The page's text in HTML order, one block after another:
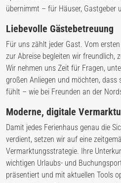
übernimmt – für Häuser, Gastgeber
Liebevolle Gästebetreuung
Für uns zählt jeder Gast. Vom
zur Abreise begleiten wir freundlich,
Wir nehmen uns Zeit für Fragen,
großen Anliegen und möchten, dass
fühlt – wie bei Freunden an der
Moderne, digitale
Damit jedes Ferienhaus genau die
verdient, setzen wir auf eine
Vermarktungsstrategie. Ihre
wichtigen Urlaubs- und
präsentiert und mit aktuellen Tools